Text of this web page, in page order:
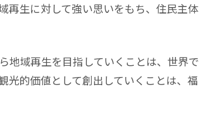
再生に対して強い思いをもち、住民主体
地域再生を目指していくことは、世界で
光的価値として創出していくことは、福